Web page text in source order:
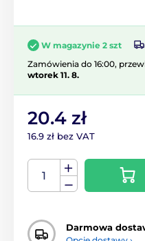
W magazynie 2 szt
Zamówienia do 16:00,
wtorek 11. 8.
20.4 zł
16.9 zł bez VAT
Darmowa